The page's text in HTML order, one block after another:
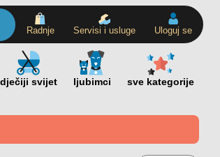
Radnje Servisi i usluge Uloguj se